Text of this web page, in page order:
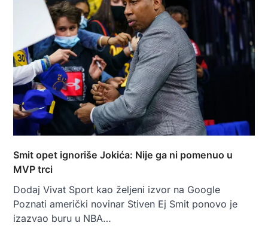
Smit opet ignoriše Jokića: Nije ga ni pomenuo u
MVP trci
Dodaj Vivat Sport kao željeni izvor na Google
Poznati američki novinar Stiven Ej Smit ponovo je
izazvao buru u NBA…